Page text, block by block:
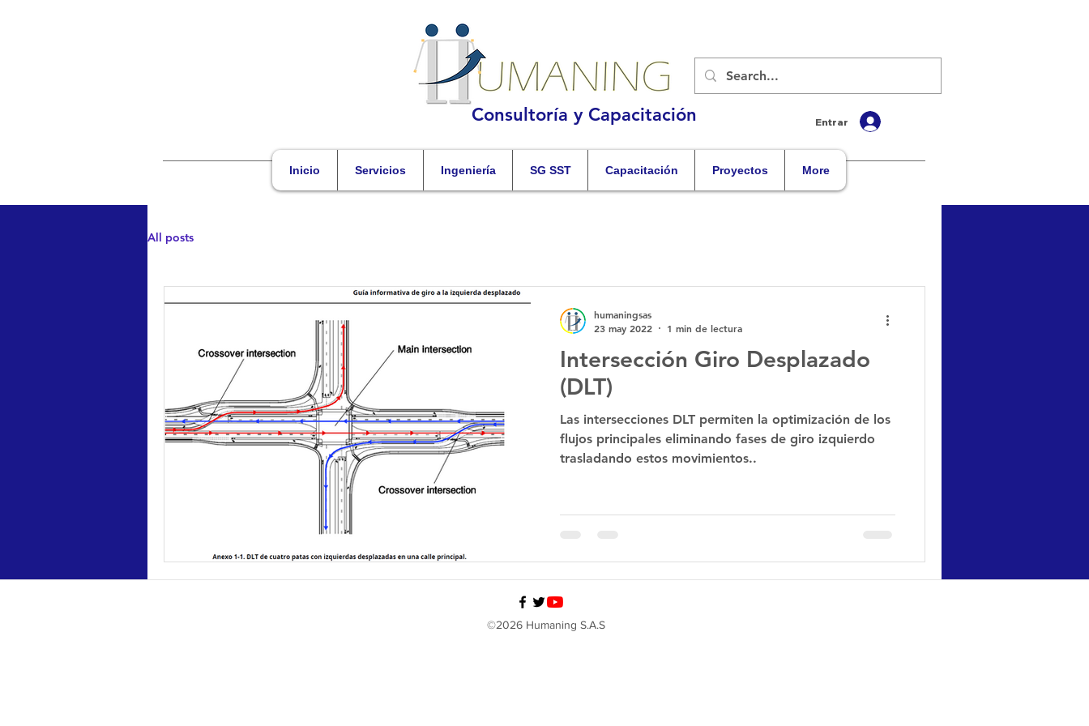
Consultoría y Capacitación Entrar
Inicio Servicios Ingeniería SG SST Capacitación Proyectos More
All posts
Intersección Giro Desplazado
(DLT)
Las intersecciones DLT permiten la optimización de los
flujos principales eliminando fases de giro izquierdo
trasladando estos movimientos..
humaningsas
23 may 2022
1 min de lectura
©2026 Humaning S.A.S